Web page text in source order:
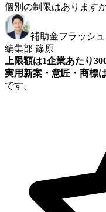
個別の制限はありますか
補助金フラッシュ
編集部 篠原
上限額は1企業あたり
実用新案・意匠・商標
です。